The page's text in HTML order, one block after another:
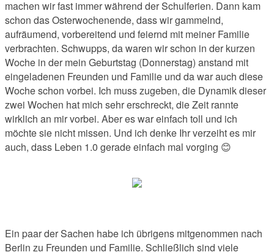
machen wir fast immer während der Schulferien. Dann kam
schon das Osterwochenende, dass wir gammelnd,
aufräumend, vorbereitend und feiernd mit meiner Familie
verbrachten. Schwupps, da waren wir schon in der kurzen
Woche in der mein Geburtstag (Donnerstag) anstand mit
eingeladenen Freunden und Familie und da war auch diese
Woche schon vorbei. Ich muss zugeben, die Dynamik dieser
zwei Wochen hat mich sehr erschreckt, die Zeit rannte
wirklich an mir vorbei. Aber es war einfach toll und ich
möchte sie nicht missen. Und ich denke Ihr verzeiht es mir
auch, dass Leben 1.0 gerade einfach mal vorging 😊
Ein paar der Sachen habe ich übrigens mitgenommen nach
Berlin zu Freunden und Familie. Schließlich sind viele